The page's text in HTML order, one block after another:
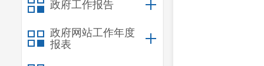
政府工作报告
政府网站工作年度
报表